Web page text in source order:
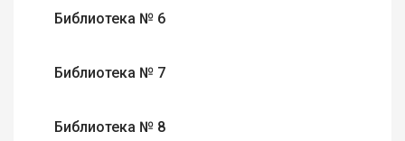
Библиотека № 6
Библиотека № 7
Библиотека № 8